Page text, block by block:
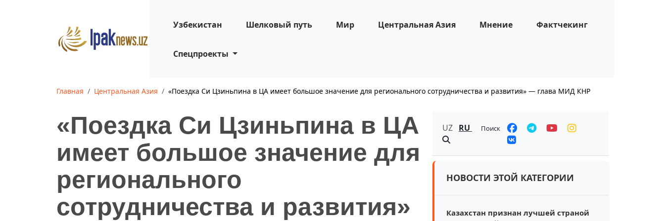
Узбекистан Шелковый путь Мир Центральная Азия Мнение Фактчекинг
Спецпроекты
Главная Центральная Азия «Поездка Си Цзиньпина в ЦА имеет большое значение для регионального сотрудничества и развития» — глава МИД КНР
«Поездка Си Цзиньпина в ЦА
имеет большое значение для
регионального
сотрудничества и развития»
UZ RU Поиск
НОВОСТИ ЭТОЙ КАТЕГОРИИ
Казахстан признан лучшей страной